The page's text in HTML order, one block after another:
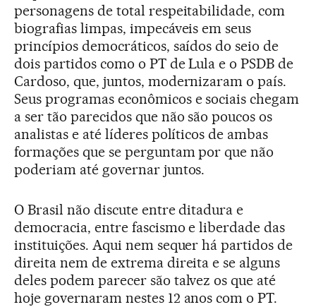
personagens de total respeitabilidade, com
biografias limpas, impecáveis em seus
princípios democráticos, saídos do seio de
dois partidos como o PT de Lula e o PSDB de
Cardoso, que, juntos, modernizaram o país.
Seus programas econômicos e sociais chegam
a ser tão parecidos que não são poucos os
analistas e até líderes políticos de ambas
formações que se perguntam por que não
poderiam até governar juntos.
O Brasil não discute entre ditadura e
democracia, entre fascismo e liberdade das
instituições. Aqui nem sequer há partidos de
direita nem de extrema direita e se alguns
deles podem parecer são talvez os que até
hoje governaram nestes 12 anos com o PT.